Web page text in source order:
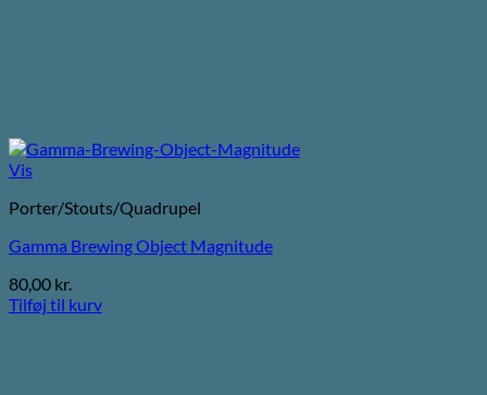
Vis
Porter/Stouts/Quadrupel
Gamma Brewing Object Magnitude
80,00 kr.
Tilføj til kurv